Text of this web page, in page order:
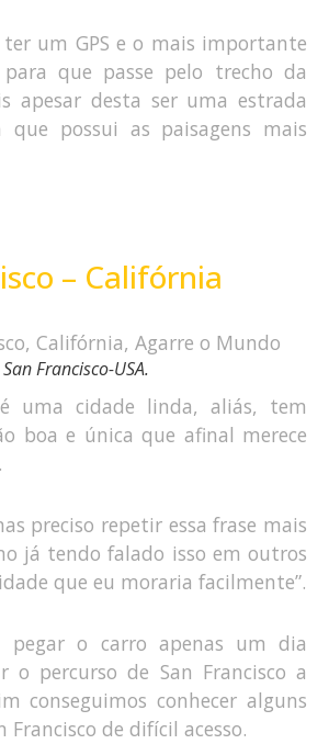
um GPS e o mais importante
que passe pelo trecho da
apesar desta ser uma estrada
que possui as paisagens mais
– Califórnia
Francisco-USA.
é uma cidade linda, aliás, tem
boa e única que afinal merece
preciso repetir essa frase mais
já tendo falado isso em outros
que eu moraria facilmente”.
pegar o carro apenas um dia
o percurso de San Francisco a
conseguimos conhecer alguns
Francisco de difícil acesso.